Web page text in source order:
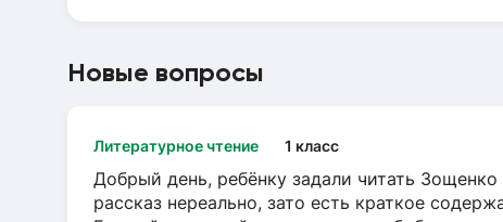
Новые вопросы
Литературное чтение 1 класс
Добрый день, ребёнку задали читать
рассказ нереально, зато есть краткое